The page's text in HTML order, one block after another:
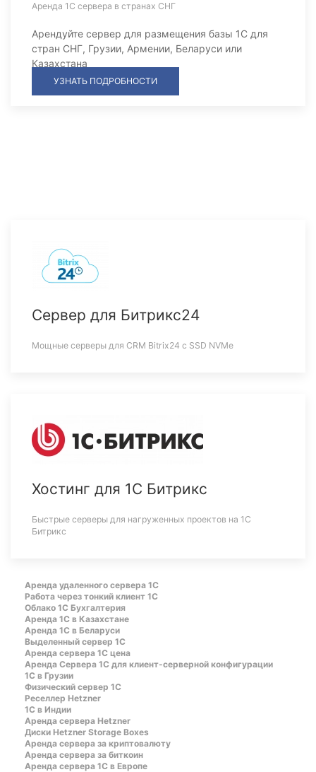
Аренда 1С сервера в странах СНГ
Арендуйте сервер для размещения базы 1С для
стран СНГ, Грузии, Армении, Беларуси или
Казахстана
УЗНАТЬ ПОДРОБНОСТИ
Сервер для Битрикс24
Мощные серверы для CRM Bitrix24 c SSD NVMe
Хостинг для 1С Битрикс
Быстрые серверы для нагруженных проектов на 1С
Битрикс
Аренда удаленного сервера 1С
Работа через тонкий клиент 1С
Облако 1С Бухгалтерия
Аренда 1С в Казахстане
Аренда 1С в Беларуси
Выделенный сервер 1С
Аренда сервера 1С цена
Aренда Сервера 1С для клиент-серверной конфигурации
1С в Грузии
Физический сервер 1С
Реселлер Hetzner
1С в Индии
Аренда сервера Hetzner
Диски Hetzner Storage Boxes
Аренда сервера за криптовалюту
Аренда сервера за биткоин
Аренда сервера 1С в Европе